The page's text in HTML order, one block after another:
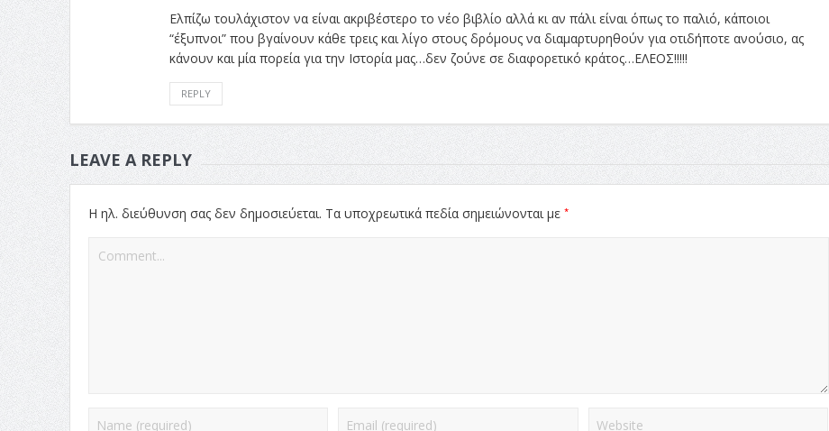
Ελπίζω τουλάχιστον να είναι ακριβέστερο το νέο βιβλίο αλλά κι αν πάλι είναι όπως το παλιό, κάποιοι
“έξυπνοι” που βγαίνουν κάθε τρεις και λίγο στους δρόμους να διαμαρτυρηθούν για οτιδήποτε ανούσιο, ας
κάνουν και μία πορεία για την Ιστορία μας…δεν ζούνε σε διαφορετικό κράτος…ΕΛΕΟΣ!!!!!
REPLY
LEAVE A REPLY
Η ηλ. διεύθυνση σας δεν δημοσιεύεται. Τα υποχρεωτικά πεδία σημειώνονται με *